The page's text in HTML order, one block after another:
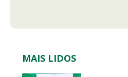
MAIS LIDOS